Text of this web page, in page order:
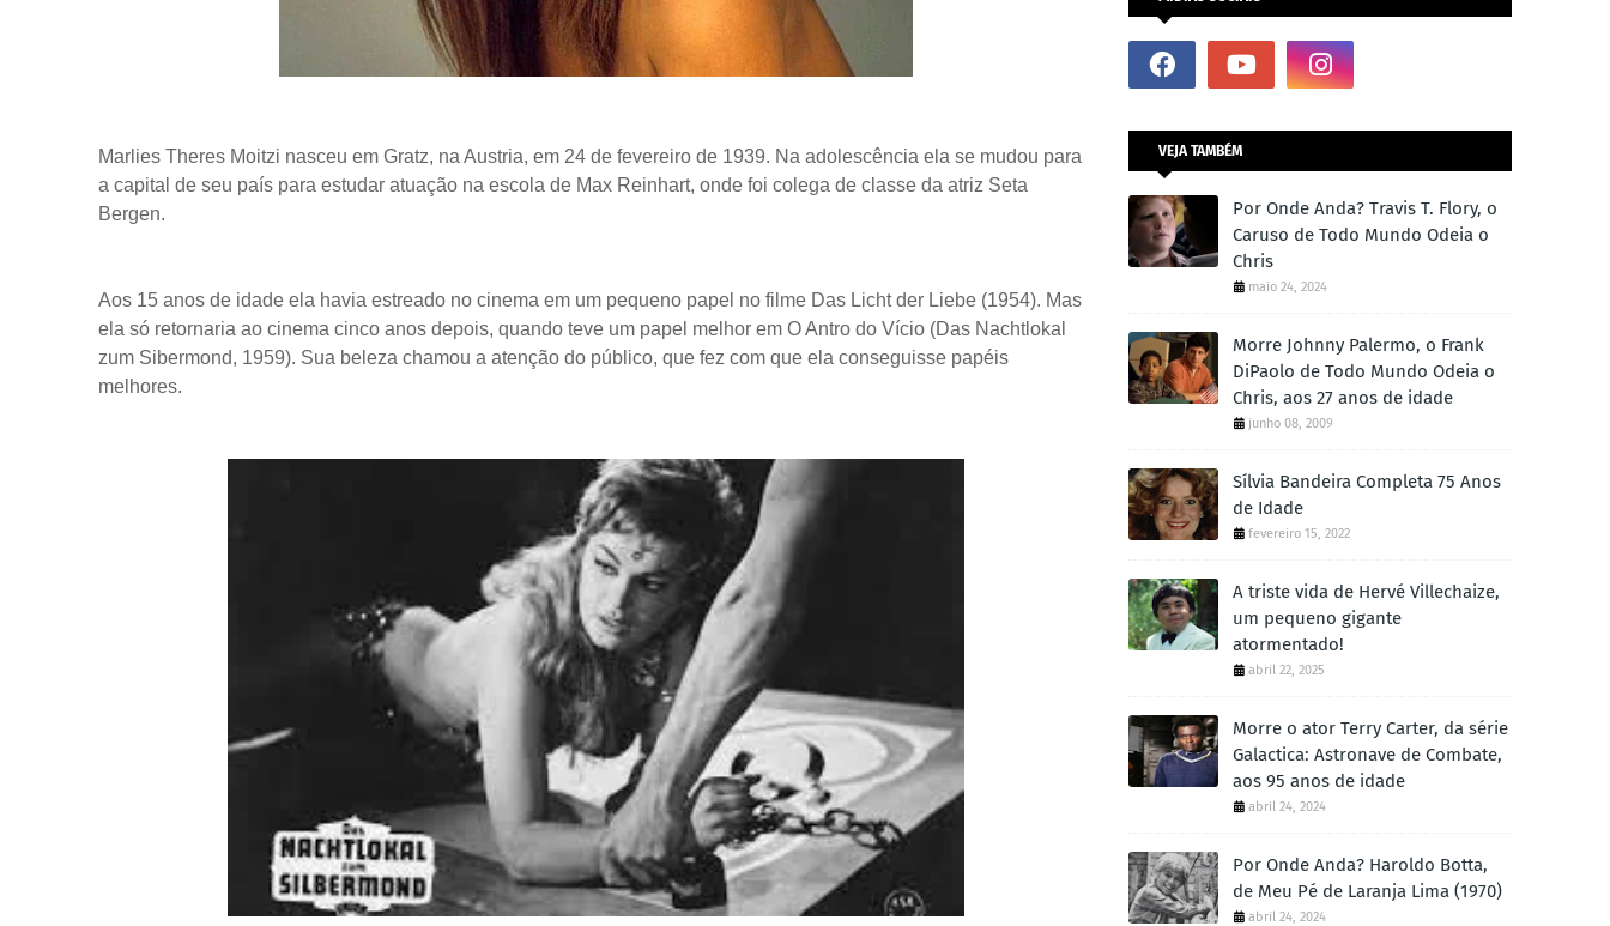
Marlies Theres Moitzi nasceu em Gratz, na Austria, em 24 de fevereiro de 1939. Na adolescência ela se mudou para
a capital de seu país para estudar atuação na escola de Max Reinhart, onde foi colega de classe da atriz Seta
Bergen.
Aos 15 anos de idade ela havia estreado no cinema em um pequeno papel no filme Das Licht der Liebe (1954). Mas
ela só retornaria ao cinema cinco anos depois, quando teve um papel melhor em O Antro do Vício (Das Nachtlokal
zum Sibermond, 1959). Sua beleza chamou a atenção do público, que fez com que ela conseguisse papéis
melhores.
VEJA TAMBÉM
Por Onde Anda? Travis T. Flory, o
Caruso de Todo Mundo Odeia o
Chris
maio 24, 2024
Morre Johnny Palermo, o Frank
DiPaolo de Todo Mundo Odeia o
Chris, aos 27 anos de idade
junho 08, 2009
Sílvia Bandeira Completa 75 Anos
de Idade
fevereiro 15, 2022
A triste vida de Hervé Villechaize,
um pequeno gigante
atormentado!
abril 22, 2025
Morre o ator Terry Carter, da série
Galactica: Astronave de Combate,
aos 95 anos de idade
abril 24, 2024
Por Onde Anda? Haroldo Botta,
de Meu Pé de Laranja Lima (1970)
abril 24, 2024